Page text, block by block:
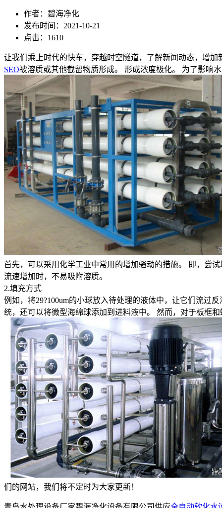
作者：碧海净化
发布时间：2021-10-21
点击：1610
让我们乘上时代的快车，穿越时空隧道，了解新闻动态，增
SEO被溶质或其他截留物质形成。 形成浓度极化。 为了影响
首先，可以采用化学工业中常用的增加骚动的措施。 即，尝
流速增加时，不易吸附溶质。
2.填充方式
例如，将29?100um的小球放入待处理的液体中，让它们流过
统，还可以将微型海绵球添加到进料液中。 然而，对于板框
们的网站，我们将不定时为大家更新！